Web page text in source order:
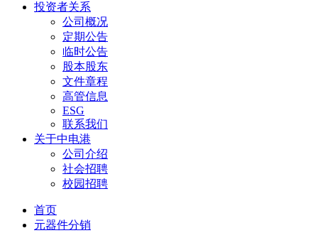
投资者关系
公司概况
定期公告
临时公告
股本股东
文件章程
高管信息
ESG
联系我们
关于中电港
公司介绍
社会招聘
校园招聘
首页
元器件分销